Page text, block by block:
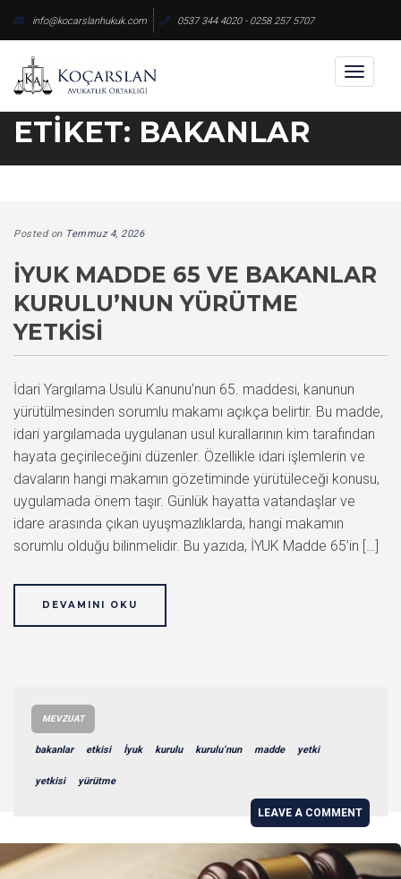
content
info@kocarslanhukuk.com 0537 344 4020 - 0258 257 5707
Toggle
ETIKET: BAKANLAR
Posted on Temmuz 4, 2026
İYUK MADDE 65 VE BAKANLAR
KURULU’NUN YÜRÜTME
YETKISI
İdari Yargılama Usulü Kanunu’nun 65. maddesi, kanunun
yürütülmesinden sorumlu makamı açıkça belirtir. Bu madde,
idari yargılamada uygulanan usul kurallarının kim tarafından
hayata geçirileceğini düzenler. Özellikle idari işlemlerin ve
davaların hangi makamın gözetiminde yürütüleceği konusu,
uygulamada önem taşır. Günlük hayatta vatandaşlar ve
idare arasında çıkan uyuşmazlıklarda, hangi makamın
sorumlu olduğu bilinmelidir. Bu yazıda, İYUK Madde 65’in […]
DEVAMINI OKU
MEVZUAT
bakanlar etkisi İyuk kurulu kurulu’nun madde yetki
yetkisi yürütme
LEAVE A COMMENT